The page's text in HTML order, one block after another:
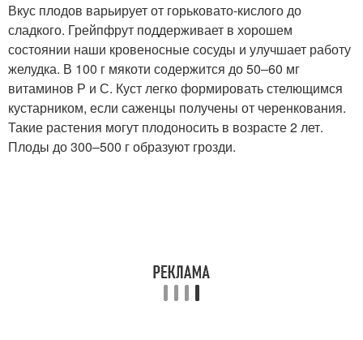
Вкус плодов варьирует от горьковато-кислого до
сладкого. Грейпфрут поддерживает в хорошем
состоянии наши кровеносные сосуды и улучшает работу
желудка. В 100 г мякоти содержится до 50–60 мг
витаминов Р и С. Куст легко формировать стелющимся
кустарником, если саженцы получены от черенкования.
Такие растения могут плодоносить в возрасте 2 лет.
Плоды до 300–500 г образуют грозди.